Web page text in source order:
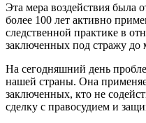
Эта мера воздействия была
более 100 лет активно
следственной практике в
заключенных под стражу до
На сегодняшний день
нашей страны. Она
заключенных, кто не
сделку с правосудием и